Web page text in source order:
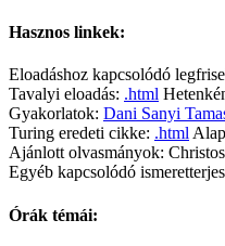
Hasznos linkek:
Eloadáshoz kapcsolódó
Tavalyi eloadás: .html
Gyakorlatok: Dani Sanyi
Turing eredeti cikke: .html
Ajánlott olvasmányok:
Egyéb kapcsolódó
Órák témái: